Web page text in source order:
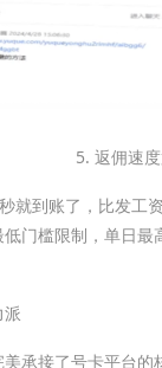
5. 返佣速
到账了，比发工
门槛限制，单日
接了号卡平台的